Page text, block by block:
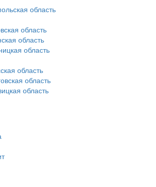
область
область
область
область
область
область
область